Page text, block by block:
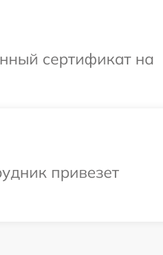
сертификат на
привезет